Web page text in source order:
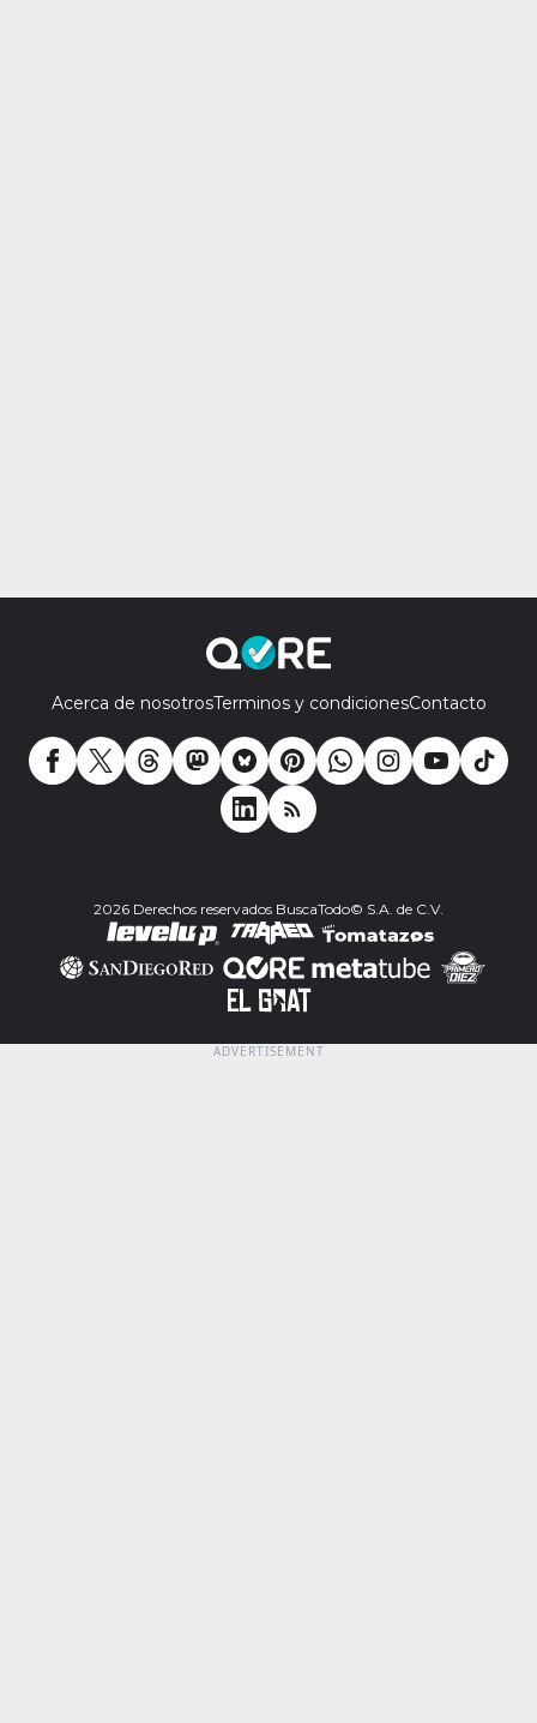
Acerca de nosotrosTerminos y condicionesContacto
2026 Derechos reservados BuscaTodo© S.A. de C.V.